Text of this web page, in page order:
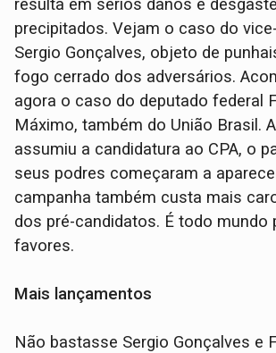
resulta em sérios danos e
precipitados. Vejam o caso do
Sergio Gonçalves, objeto de
fogo cerrado dos adversários.
agora o caso do deputado federal
Máximo, também do União Brasil.
assumiu a candidatura ao CPA, o
seus podres começaram a
campanha também custa mais
dos pré-candidatos. É todo mundo
favores.
Mais lançamentos
Não bastasse Sergio Gonçalves e